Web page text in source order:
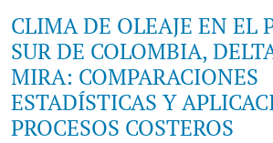
CLIMA DE OLEAJE EN EL
SUR DE COLOMBIA,
MIRA: COMPARACIONES
ESTADÍSTICAS Y
PROCESOS COSTEROS